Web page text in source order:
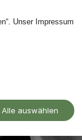
Unser Impressum
Alle auswählen